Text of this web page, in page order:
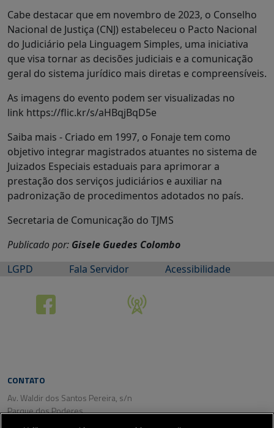
Cabe destacar que em novembro de 2023, o Conselho
Nacional de Justiça (CNJ) estabeleceu o Pacto Nacional
do Judiciário pela Linguagem Simples, uma iniciativa
que visa tornar as decisões judiciais e a comunicação
geral do sistema jurídico mais diretas e compreensíveis.
As imagens do evento podem ser visualizadas no
link https://flic.kr/s/aHBqjBqD5e
Saiba mais - Criado em 1997, o Fonaje tem como
objetivo integrar magistrados atuantes no sistema de
Juizados Especiais estaduais para aprimorar a
prestação dos serviços judiciários e auxiliar na
padronização de procedimentos adotados no país.
Secretaria de Comunicação do TJMS
Publicado por: Gisele Guedes Colombo
LGPD
Fala Servidor Acessibilidade
CONTATO
Av. Waldir dos Santos Pereira, s/n
Parque dos Poderes